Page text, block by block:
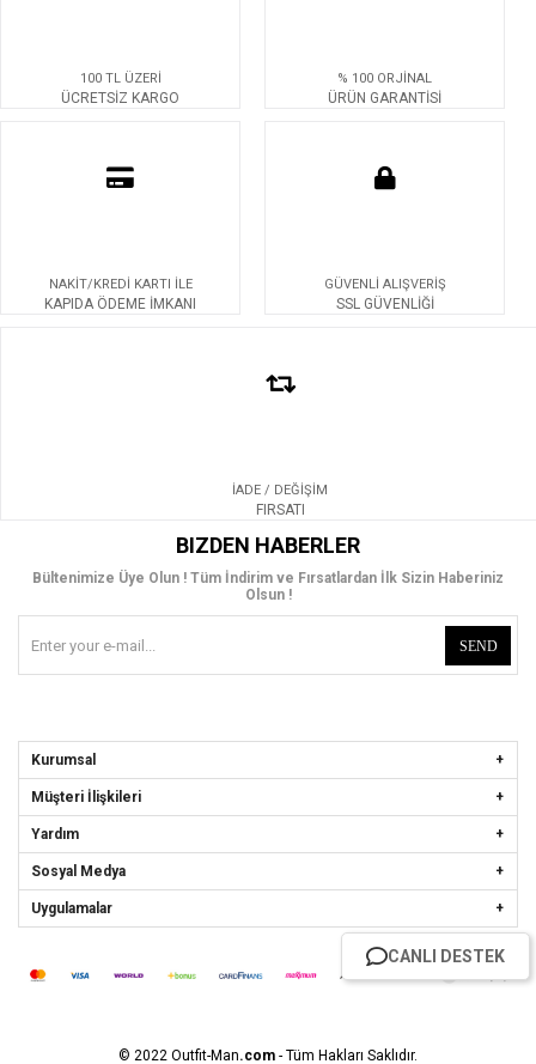
100 TL ÜZERİ
ÜCRETSİZ KARGO
% 100 ORJİNAL
ÜRÜN GARANTİSİ
NAKİT/KREDİ KARTI İLE
KAPIDA ÖDEME İMKANI
GÜVENLİ ALIŞVERİŞ
SSL GÜVENLİĞİ
İADE / DEĞİŞİM
FIRSATI
BIZDEN HABERLER
Bültenimize Üye Olun ! Tüm İndirim ve Fırsatlardan İlk Sizin Haberiniz
Olsun !
SEND
Kurumsal
Müşteri İlişkileri
Yardım
Sosyal Medya
Uygulamalar
© 2022 Outfit-Man.com - Tüm Hakları Saklıdır.
CANLI DESTEK